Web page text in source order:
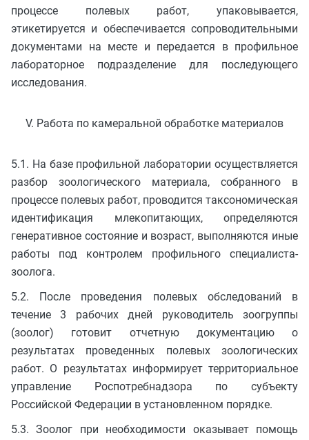
процессе полевых работ, упаковывается,
этикетируется и обеспечивается сопроводительными
документами на месте и передается в профильное
лабораторное подразделение для последующего
исследования.
V. Работа по камеральной обработке материалов
5.1. На базе профильной лаборатории осуществляется
разбор зоологического материала, собранного в
процессе полевых работ, проводится таксономическая
идентификация млекопитающих, определяются
генеративное состояние и возраст, выполняются иные
работы под контролем профильного специалиста-
зоолога.
5.2. После проведения полевых обследований в
течение 3 рабочих дней руководитель зоогруппы
(зоолог) готовит отчетную документацию о
результатах проведенных полевых зоологических
работ. О результатах информирует территориальное
управление Роспотребнадзора по субъекту
Российской Федерации в установленном порядке.
5.3. Зоолог при необходимости оказывает помощь